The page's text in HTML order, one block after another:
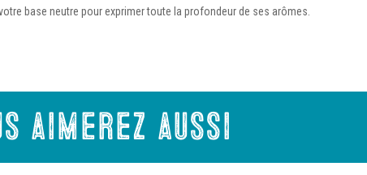
base neutre pour exprimer toute la profondeur de ses arômes.
aimerez aussi